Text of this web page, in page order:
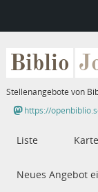
Biblio
Stellenangebote von
https://
Liste Karte
Neues Angebot